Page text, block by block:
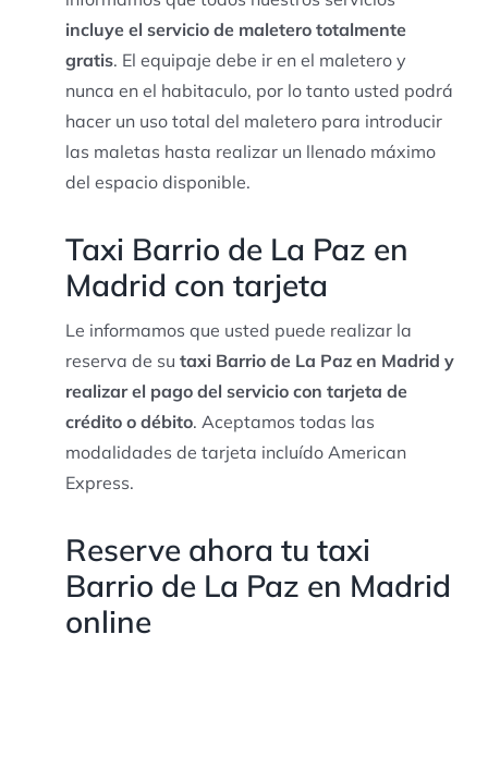
incluye el servicio de maletero totalmente
gratis. El equipaje debe ir en el maletero y
nunca en el habitaculo, por lo tanto usted podrá
hacer un uso total del maletero para introducir
las maletas hasta realizar un llenado máximo
del espacio disponible.
Taxi Barrio de La Paz en
Madrid con tarjeta
Le informamos que usted puede realizar la
reserva de su taxi Barrio de La Paz en Madrid y
realizar el pago del servicio con tarjeta de
crédito o débito. Aceptamos todas las
modalidades de tarjeta incluído American
Express.
Reserve ahora tu taxi
Barrio de La Paz en Madrid
online